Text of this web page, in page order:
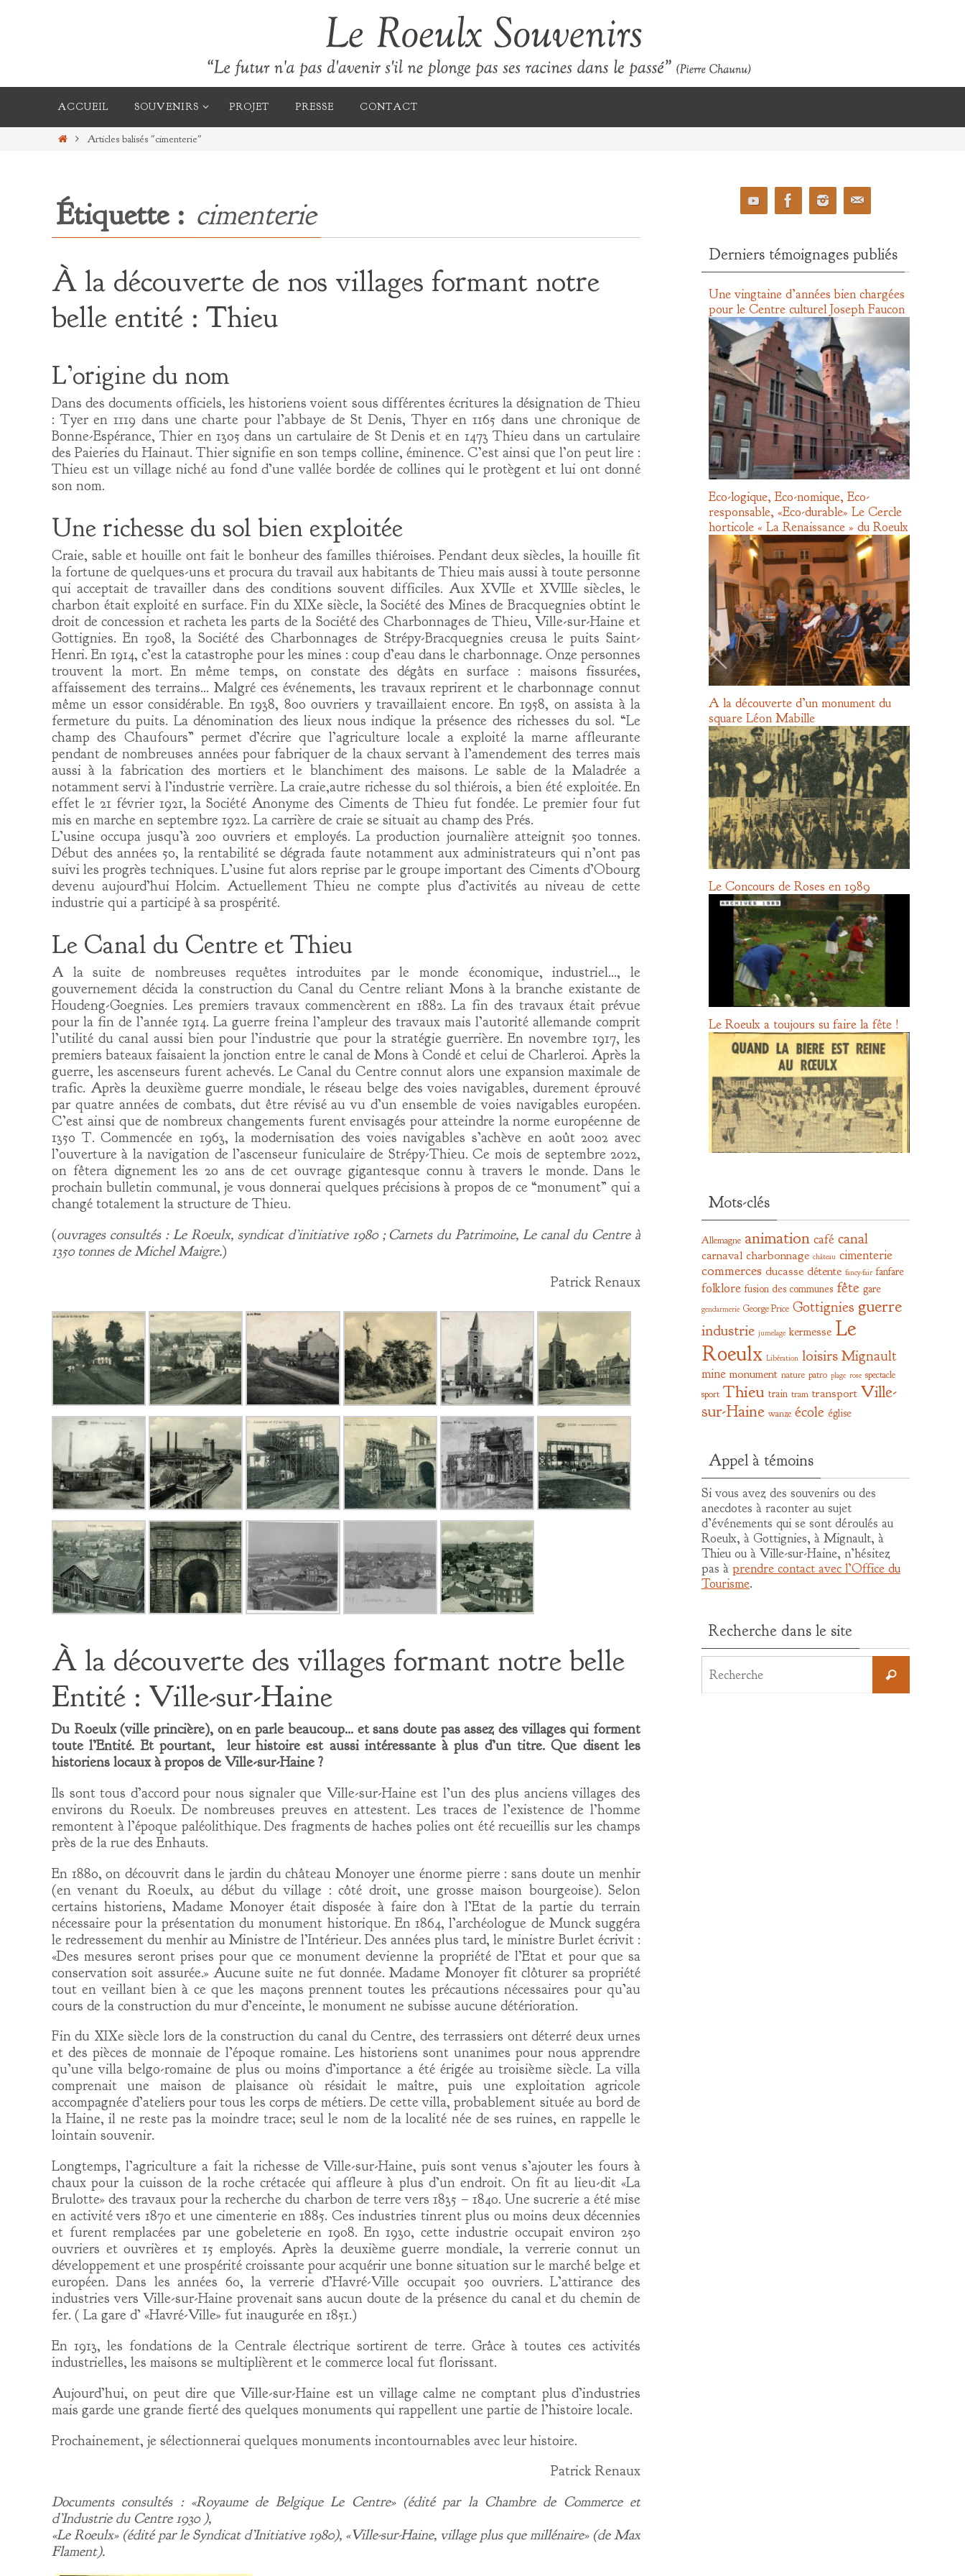
contenu
ACCUEIL SOUVENIRS PROJET PRESSE CONTACT
HomeArticles balisés "cimenterie"
Étiquette : cimenterie
À la découverte de nos villages formant notre
belle entité : Thieu
L’origine du nom
Dans des documents officiels, les historiens voient sous différentes écritures la désignation de Thieu
: Tyer en 1119 dans une charte pour l’abbaye de St Denis, Thyer en 1165 dans une chronique de
Bonne-Espérance, Thier en 1305 dans un cartulaire de St Denis et en 1473 Thieu dans un cartulaire
des Paieries du Hainaut. Thier signifie en son temps colline, éminence. C’est ainsi que l’on peut lire :
Thieu est un village niché au fond d’une vallée bordée de collines qui le protègent et lui ont donné
son nom.
Une richesse du sol bien exploitée
Craie, sable et houille ont fait le bonheur des familles thiéroises. Pendant deux siècles, la houille fit
la fortune de quelques-uns et procura du travail aux habitants de Thieu mais aussi à toute personne
qui acceptait de travailler dans des conditions souvent difficiles. Aux XVIIe et XVIIIe siècles, le
charbon était exploité en surface. Fin du XIXe siècle, la Société des Mines de Bracquegnies obtint le
droit de concession et racheta les parts de la Société des Charbonnages de Thieu, Ville-sur-Haine et
Gottignies. En 1908, la Société des Charbonnages de Strépy-Bracquegnies creusa le puits Saint-
Henri. En 1914, c’est la catastrophe pour les mines : coup d’eau dans le charbonnage. Onze personnes
trouvent la mort. En même temps, on constate des dégâts en surface : maisons fissurées,
affaissement des terrains… Malgré ces événements, les travaux reprirent et le charbonnage connut
même un essor considérable. En 1938, 800 ouvriers y travaillaient encore. En 1958, on assista à la
fermeture du puits. La dénomination des lieux nous indique la présence des richesses du sol. “Le
champ des Chaufours” permet d’écrire que l’agriculture locale a exploité la marne affleurante
pendant de nombreuses années pour fabriquer de la chaux servant à l’amendement des terres mais
aussi à la fabrication des mortiers et le blanchiment des maisons. Le sable de la Maladrée a
notamment servi à l’industrie verrière. La craie,autre richesse du sol thiérois, a bien été exploitée. En
effet le 21 février 1921, la Société Anonyme des Ciments de Thieu fut fondée. Le premier four fut
mis en marche en septembre 1922. La carrière de craie se situait au champ des Prés.
L’usine occupa jusqu’à 200 ouvriers et employés. La production journalière atteignit 500 tonnes.
Début des années 50, la rentabilité se dégrada faute notamment aux administrateurs qui n’ont pas
suivi les progrès techniques. L’usine fut alors reprise par le groupe important des Ciments d’Obourg
devenu aujourd’hui Holcim. Actuellement Thieu ne compte plus d’activités au niveau de cette
industrie qui a participé à sa prospérité.
Le Canal du Centre et Thieu
A la suite de nombreuses requêtes introduites par le monde économique, industriel…, le
gouvernement décida la construction du Canal du Centre reliant Mons à la branche existante de
Houdeng-Goegnies. Les premiers travaux commencèrent en 1882. La fin des travaux était prévue
pour la fin de l’année 1914. La guerre freina l’ampleur des travaux mais l’autorité allemande comprit
l’utilité du canal aussi bien pour l’industrie que pour la stratégie guerrière. En novembre 1917, les
premiers bateaux faisaient la jonction entre le canal de Mons à Condé et celui de Charleroi. Après la
guerre, les ascenseurs furent achevés. Le Canal du Centre connut alors une expansion maximale de
trafic. Après la deuxième guerre mondiale, le réseau belge des voies navigables, durement éprouvé
par quatre années de combats, dut être révisé au vu d’un ensemble de voies navigables européen.
C’est ainsi que de nombreux changements furent envisagés pour atteindre la norme européenne de
1350 T. Commencée en 1963, la modernisation des voies navigables s’achève en août 2002 avec
l’ouverture à la navigation de l’ascenseur funiculaire de Strépy-Thieu. Ce mois de septembre 2022,
on fêtera dignement les 20 ans de cet ouvrage gigantesque connu à travers le monde. Dans le
prochain bulletin communal, je vous donnerai quelques précisions à propos de ce “monument” qui a
changé totalement la structure de Thieu.
(ouvrages consultés : Le Roeulx, syndicat d’initiative 1980 ; Carnets du Patrimoine, Le canal du Centre à
1350 tonnes de MichelMaigre.)
Patrick Renaux
À la découverte des villages formant notre belle
Entité : Ville-sur-Haine
Du Roeulx (ville princière), on en parle beaucoup… et sans doute pas assez des villages qui forment
toute l’Entité. Et pourtant, leur histoire est aussi intéressante à plus d’un titre. Que disent les
historiens locaux à propos de Ville-sur-Haine ?
Ils sont tous d’accord pour nous signaler que Ville-sur-Haine est l’un des plus anciens villages des
environs du Roeulx. De nombreuses preuves en attestent. Les traces de l’existence de l’homme
remontent à l’époque paléolithique. Des fragments de haches polies ont été recueillis sur les champs
près de la rue des Enhauts.
En 1880, on découvrit dans le jardin du château Monoyer une énorme pierre : sans doute un menhir
(en venant du Roeulx, au début du village : côté droit, une grosse maison bourgeoise). Selon
certains historiens, Madame Monoyer était disposée à faire don à l’Etat de la partie du terrain
nécessaire pour la présentation du monument historique. En 1864, l’archéologue de Munck suggéra
le redressement du menhir au Ministre de l’Intérieur. Des années plus tard, le ministre Burlet écrivit :
«Des mesures seront prises pour que ce monument devienne la propriété de l’Etat et pour que sa
conservation soit assurée.» Aucune suite ne fut donnée. Madame Monoyer fit clôturer sa propriété
tout en veillant bien à ce que les maçons prennent toutes les précautions nécessaires pour qu’au
cours de la construction du mur d’enceinte, le monument ne subisse aucune détérioration.
Fin du XIXe siècle lors de la construction du canal du Centre, des terrassiers ont déterré deux urnes
et des pièces de monnaie de l’époque romaine. Les historiens sont unanimes pour nous apprendre
qu’une villa belgo-romaine de plus ou moins d’importance a été érigée au troisième siècle. La villa
comprenait une maison de plaisance où résidait le maître, puis une exploitation agricole
accompagnée d’ateliers pour tous les corps de métiers. De cette villa, probablement située au bord de
la Haine, il ne reste pas la moindre trace; seul le nom de la localité née de ses ruines, en rappelle le
lointain souvenir.
Longtemps, l’agriculture a fait la richesse de Ville-sur-Haine, puis sont venus s’ajouter les fours à
chaux pour la cuisson de la roche crétacée qui affleure à plus d’un endroit. On fit au lieu-dit «La
Brulotte» des travaux pour la recherche du charbon de terre vers 1835 – 1840. Une sucrerie a été mise
en activité vers 1870 et une cimenterie en 1885. Ces industries tinrent plus ou moins deux décennies
et furent remplacées par une gobeleterie en 1908. En 1930, cette industrie occupait environ 250
ouvriers et ouvrières et 15 employés. Après la deuxième guerre mondiale, la verrerie connut un
développement et une prospérité croissante pour acquérir une bonne situation sur le marché belge et
européen. Dans les années 60, la verrerie d’Havré-Ville occupait 500 ouvriers. L’attirance des
industries vers Ville-sur-Haine provenait sans aucun doute de la présence du canal et du chemin de
fer. ( La gare d’ «Havré-Ville» fut inaugurée en 1851.)
En 1913, les fondations de la Centrale électrique sortirent de terre. Grâce à toutes ces activités
industrielles, les maisons se multiplièrent et le commerce local fut florissant.
Aujourd’hui, on peut dire que Ville-sur-Haine est un village calme ne comptant plus d’industries
mais garde une grande fierté des quelques monuments qui rappellent une partie de l’histoire locale.
Prochainement, je sélectionnerai quelques monuments incontournables avec leur histoire.
Patrick Renaux
Documents consultés : «Royaume de Belgique Le Centre» (édité par la Chambre de Commerce et
d’Industrie du Centre 1930 ),
«Le Roeulx» (édité par le Syndicat d’Initiative 1980), «Ville-sur-Haine, village plus que millénaire» (de Max
Flament).
Derniers témoignages publiés
Une vingtaine d’années bien chargées
pour le Centre culturel Joseph Faucon
Eco-logique, Eco-nomique, Eco-
responsable, «Eco-durable» Le Cercle
horticole « La Renaissance » du Roeulx
A la découverte d’un monument du
square Léon Mabille
Le Concours de Roses en 1989
Le Roeulx a toujours su faire la fête !
Mots-clés
Allemagne animation café canal
carnaval charbonnage château cimenterie
commerces ducasse détente fancy-fair fanfare
folklore fusion des communes fête gare
gendarmerie George Price Gottignies guerre
industrie jumelage kermesse Le
Roeulx Libération loisirs Mignault
mine monument nature patro plage rose spectacle
sport Thieu train tram transport Ville-
sur-Haine wanze école église
Appel à témoins
Si vous avez des souvenirs ou des
anecdotes à raconter au sujet
d’événements qui se sont déroulés au
Roeulx, à Gottignies, à Mignault, à
Thieu ou à Ville-sur-Haine, n’hésitez
pas à prendre contact avec l’Office du
Tourisme.
Recherche dans le site
Recherche